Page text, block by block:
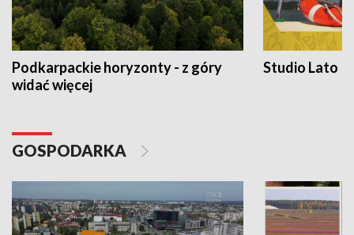
Podkarpackie horyzonty - z góry
widać więcej
Studio Lato
GOSPODARKA